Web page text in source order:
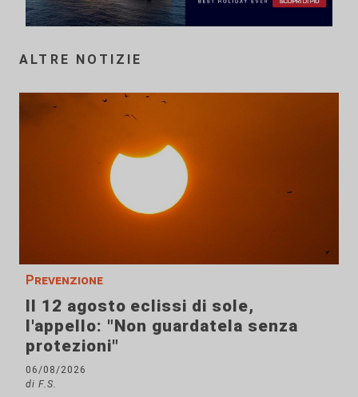
ALTRE NOTIZIE
Prevenzione
Il 12 agosto eclissi di sole,
l'appello: "Non guardatela senza
protezioni"
06/08/2026
di F.S.